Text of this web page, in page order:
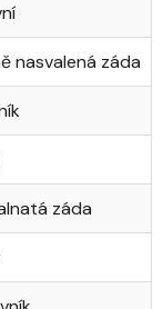
nasvalená záda
záda